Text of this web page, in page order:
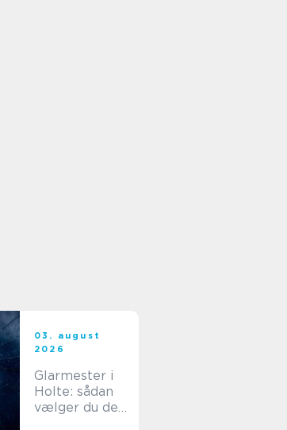
03. august
2026
Glarmester i
Holte: sådan
vælger du den